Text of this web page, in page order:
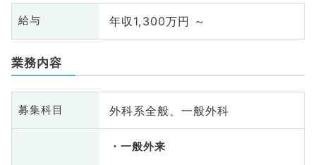
給与 年収1,300万円 ～
業務内容
募集科目 外科系全般、一般外科
一般外来